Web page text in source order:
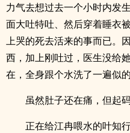
力气去想过去一个小时内发
面大吐特吐、然后穿着睡衣
上哭的死去活来的事而已。
西，加上刚吐过，医生没给
在，全身跟个水洗了一遍似的
虽然肚子还在痛，但起
正在给江冉喂水的叶知